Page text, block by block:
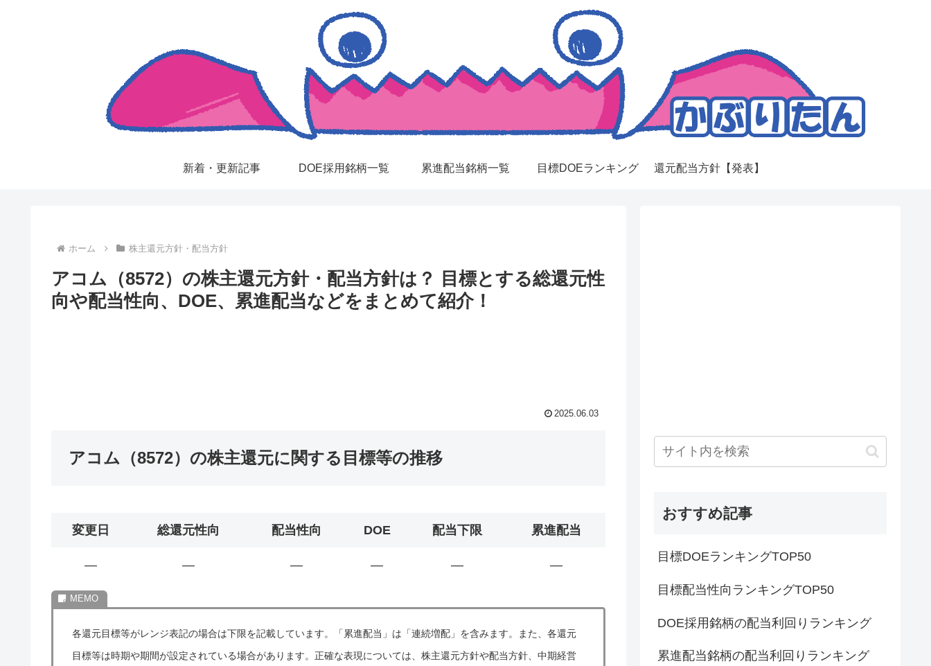
新着・更新記事 DOE採用銘柄一覧 累進配当銘柄一覧 目標DOEランキング 還元配当方針【発表】
ホーム 株主還元方針・配当方針
アコム（8572）の株主還元方針・配当方針は？ 目標とする総還元性
向や配当性向、DOE、累進配当などをまとめて紹介！
2025.06.03
アコム（8572）の株主還元に関する目標等の推移
変更日 総還元性向 配当性向 DOE 配当下限 累進配当
― ― ― ― ― ―
各還元目標等がレンジ表記の場合は下限を記載しています。「累進配当」は「連続増配」を含みます。また、各還元
目標等は時期や期間が設定されている場合があります。正確な表現については、株主還元方針や配当方針、中期経営
おすすめ記事
目標DOEランキングTOP50
目標配当性向ランキングTOP50
DOE採用銘柄の配当利回りランキング
累進配当銘柄の配当利回りランキング